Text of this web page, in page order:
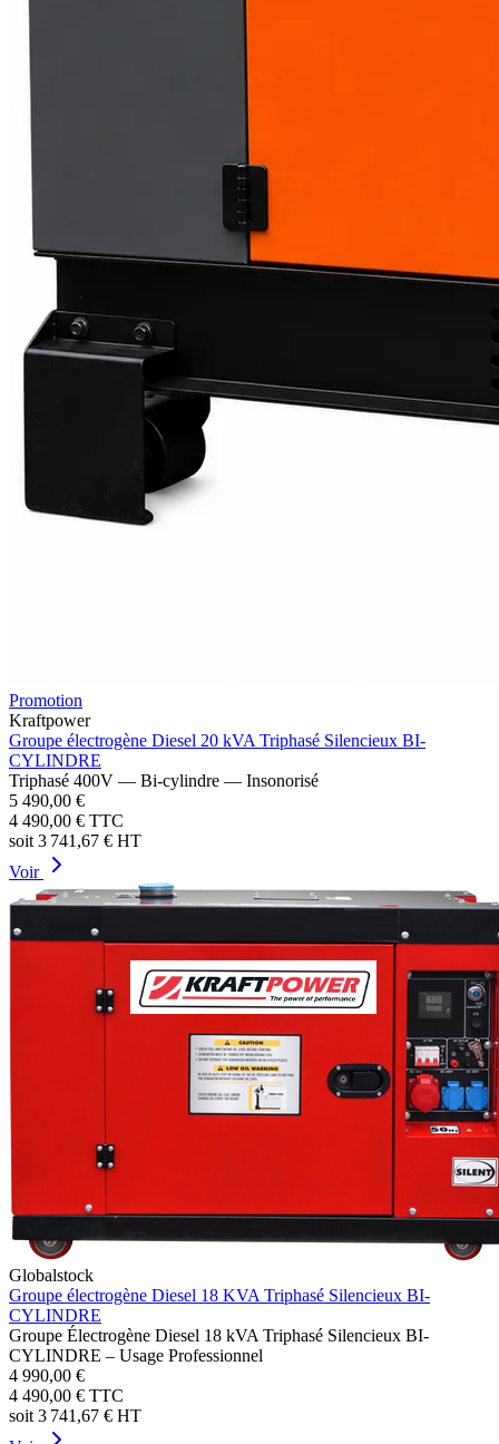
Promotion
Kraftpower
Groupe électrogène Diesel 20 kVA Triphasé Silencieux BI-
CYLINDRE
Triphasé 400V — Bi-cylindre — Insonorisé
5 490,00 €
4 490,00 € TTC
soit 3 741,67 € HT
Voir
Globalstock
Groupe électrogène Diesel 18 KVA Triphasé Silencieux BI-
CYLINDRE
Groupe Électrogène Diesel 18 kVA Triphasé Silencieux BI-
CYLINDRE – Usage Professionnel
4 990,00 €
4 490,00 € TTC
soit 3 741,67 € HT